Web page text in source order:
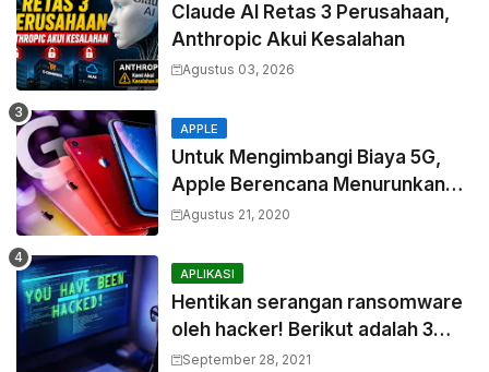
Claude AI Retas 3 Perusahaan,
Anthropic Akui Kesalahan
Agustus 03, 2026
APPLE
Untuk Mengimbangi Biaya 5G,
Apple Berencana Menurunkan
Harga Komponen Baterai
Agustus 21, 2020
APLIKASI
Hentikan serangan ransomware
oleh hacker! Berikut adalah 3
cara melakukannya
September 28, 2021